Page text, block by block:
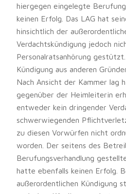
hiergegen eingelegte
keinen Erfolg. Das LAG hat
hinsichtlich der
Verdachtskündigung jedoch
Personalratsanhörung
Kündigung aus anderen
Nach Ansicht der Kammer lag
gegenüber der Heimleiterin
entweder kein dringender
schwerwiegenden
zu diesen Vorwürfen nicht
worden. Der seitens des
Berufungsverhandlung
hatte ebenfalls keinen Erfolg.
außerordentlichen Kündigung